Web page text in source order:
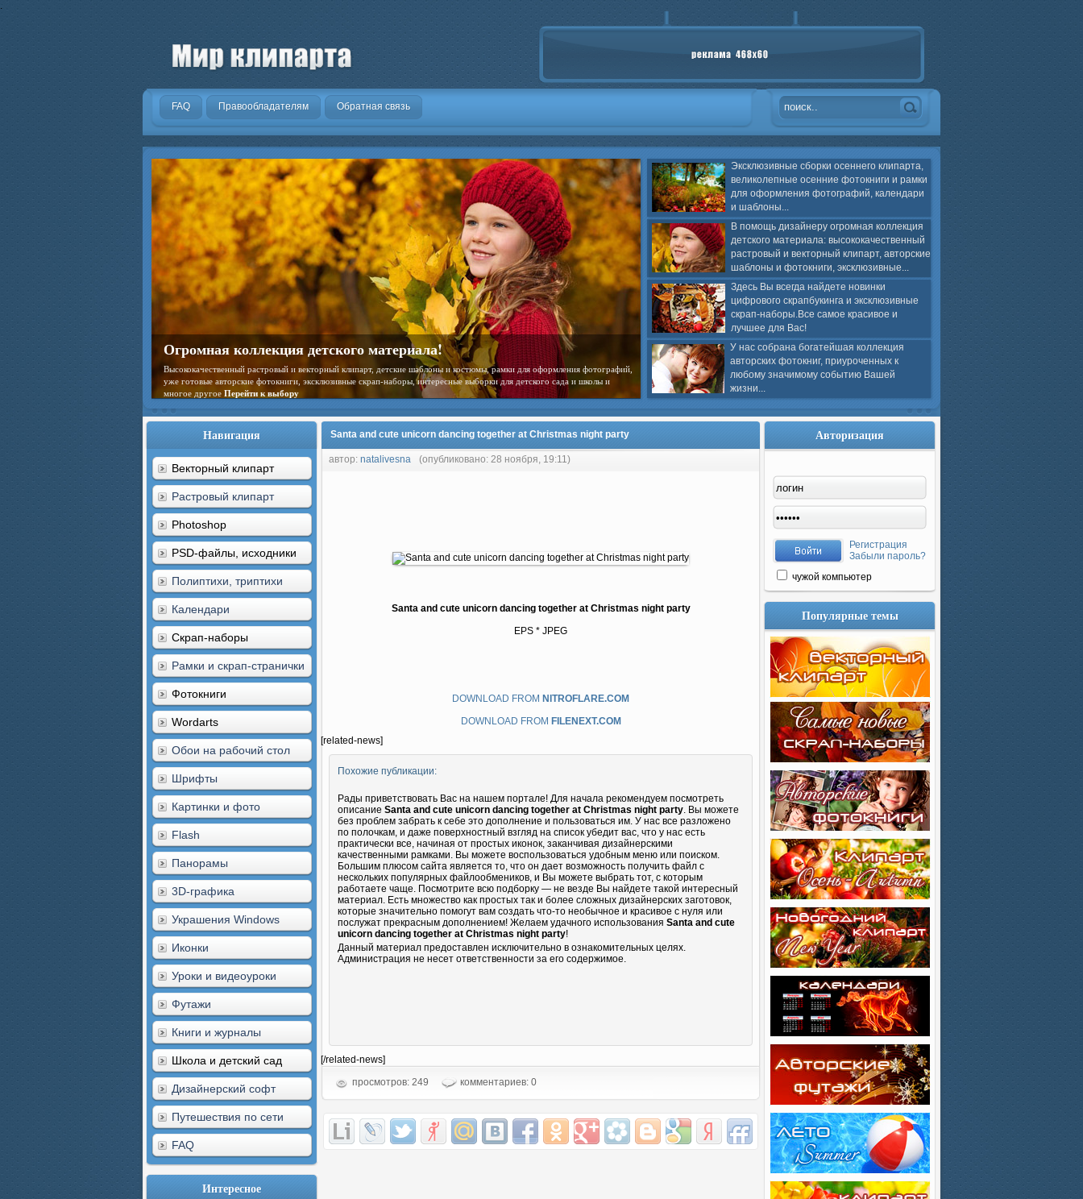
.
FAQ Правообладателям Обратная связь
Эксклюзивные сборки осеннего клипарта,
великолепные осенние фотокниги и рамки
для оформления фотографий, календари
и шаблоны...
В помощь дизайнеру огромная коллекция
детского материала: высококачественный
растровый и векторный клипарт, авторские
шаблоны и фотокниги, эксклюзивные...
Здесь Вы всегда найдете новинки
цифрового скрапбукинга и эксклюзивные
скрап-наборы.Все самое красивое и
лучшее для Вас!
У нас собрана богатейшая коллекция
авторских фотокниг, приуроченных к
любому значимому событию Вашей
жизни...
Огромная коллекция детского материала!
Высококачественный растровый и векторный клипарт, детские шаблоны и костюмы, рамки для оформления фотографий,
уже готовые авторские фотокниги, эксклюзивные скрап-наборы, интересные выборки для детского сада и школы и
многое другое Перейти к выбору
Навигация
Векторный клипарт
Растровый клипарт
Photoshop
PSD-файлы, исходники
Полиптихи, триптихи
Календари
Скрап-наборы
Рамки и скрап-странички
Фотокниги
Wordarts
Обои на рабочий стол
Шрифты
Картинки и фото
Flash
Панорамы
3D-графика
Украшения Windows
Иконки
Уроки и видеоуроки
Футажи
Книги и журналы
Школа и детский сад
Дизайнерский софт
Путешествия по сети
FAQ
Интересное
Santa and cute unicorn dancing together at Christmas night party
автор: natalivesna (опубликовано: 28 ноября, 19:11)
Santa and cute unicorn dancing together at Christmas night party
EPS * JPEG
DOWNLOAD FROM NITROFLARE.COM
DOWNLOAD FROM FILENEXT.COM
[related-news]
Похожие публикации:
Рады приветствовать Вас на нашем портале! Для начала рекомендуем посмотреть
описание Santa and cute unicorn dancing together at Christmas night party. Вы можете
без проблем забрать к себе это дополнение и пользоваться им. У нас все разложено
по полочкам, и даже поверхностный взгляд на список убедит вас, что у нас есть
практически все, начиная от простых иконок, заканчивая дизайнерскими
качественными рамками. Вы можете воспользоваться удобным меню или поиском.
Большим плюсом сайта является то, что он дает возможность получить файл с
нескольких популярных файлообмеников, и Вы можете выбрать тот, с которым
работаете чаще. Посмотрите всю подборку — не везде Вы найдете такой интересный
материал. Есть множество как простых так и более сложных дизайнерских заготовок,
которые значительно помогут вам создать что-то необычное и красивое с нуля или
послужат прекрасным дополнением! Желаем удачного использования Santa and cute
unicorn dancing together at Christmas night party!
Данный материал предоставлен исключительно в ознакомительных целях.
Администрация не несет ответственности за его содержимое.
[/related-news]
просмотров: 249
комментариев: 0
Авторизация
Регистрация
Забыли пароль?
чужой компьютер
Популярные темы